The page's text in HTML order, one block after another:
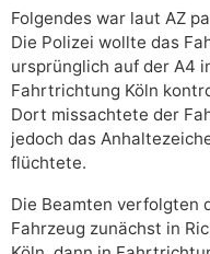
Folgendes war laut AZ
Die Polizei wollte das
ursprünglich auf der A4
Fahrtrichtung Köln
Dort missachtete der
jedoch das
flüchtete.
Die Beamten verfolgten
Fahrzeug zunächst in